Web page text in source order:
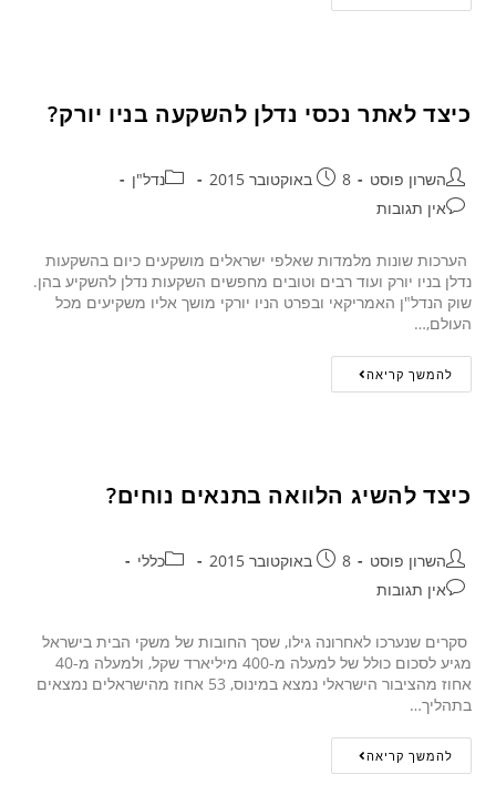
כיצד לאתר נכסי נדלן להשקעה בניו יורק?
השרון פוסט 8 באוקטובר 2015
נדל"ן
אין תגובות
הערכות שונות מלמדות שאלפי ישראלים מושקעים כיום בהשקעות
נדלן בניו יורק ועוד רבים וטובים מחפשים השקעות נדלן להשקיע בהן.
שוק הנדל"ן האמריקאי ובפרט הניו יורקי מושך אליו משקיעים מכל
העולם,…
להמשך קריאה
כיצד להשיג הלוואה בתנאים נוחים?
השרון פוסט 8 באוקטובר 2015
כללי
אין תגובות
סקרים שנערכו לאחרונה גילו, שסך החובות של משקי הבית בישראל
מגיע לסכום כולל של למעלה מ-400 מיליארד שקל, ולמעלה מ-40
אחוז מהציבור הישראלי נמצא במינוס, 53 אחוז מהישראלים נמצאים
בתהליך…
להמשך קריאה